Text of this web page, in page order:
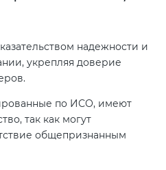
надежности и
укрепляя доверие
по ИСО, имеют
так как могут
общепризнанным